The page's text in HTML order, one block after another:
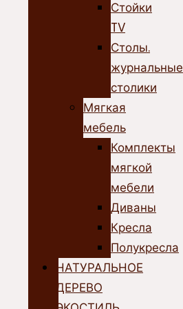
Стойки
TV
Столы.
журнальные
столики
Мягкая
мебель
Комплекты
мягкой
мебели
Диваны
Кресла
Полукресла
НАТУРАЛЬНОЕ
ДЕРЕВО